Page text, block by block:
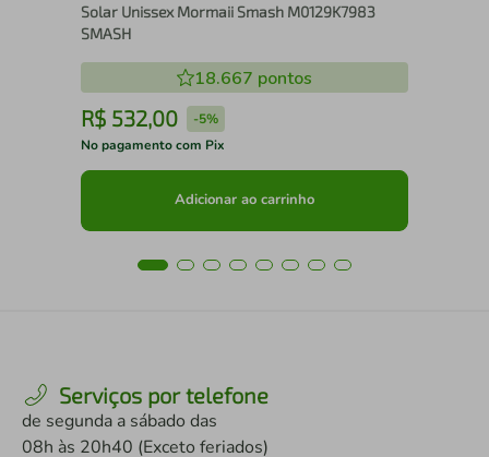
Solar Unissex Mormaii Smash M0129K7983
SMASH
18.667 pontos
R$ 532,00 -5%
No pagamento com Pix
Adicionar ao carrinho
Serviços por telefone
de segunda a sábado das
08h às 20h40 (Exceto feriados)